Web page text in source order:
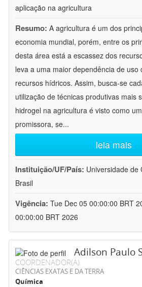
aplicação na agricultura
Resumo: A agricultura é um dos
economia mundial, porém, entre os
desta área está a escassez dos
leva a uma maior dependência de uso
recursos hídricos. Assim, busca-se
utilização de técnicas produtivas mais
hidrogel na agricultura é visto como
promissora, se...
leia mais
Instituição/UF/País: Universidade de
Brasil
Vigência: Tue Dec 05 00:00:00 BRT
00:00:00 BRT 2026
Adilson Paulo
COORDENADOR(A)
CIÊNCIAS EXATAS E DA TERRA
Química